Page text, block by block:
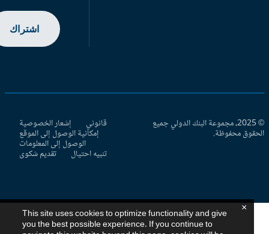
اشتراك
© 2025، مجموعة البنك الدولي جميع
محفوظة.
قانوني إشعار الخصوصية
إمكانية الوصول إلى الموقع
الوصول إلى المعلومات
تنبيه احتيال تقديم شكوى
This site uses cookies to optimize functionality and give
you the best possible experience. If you continue to